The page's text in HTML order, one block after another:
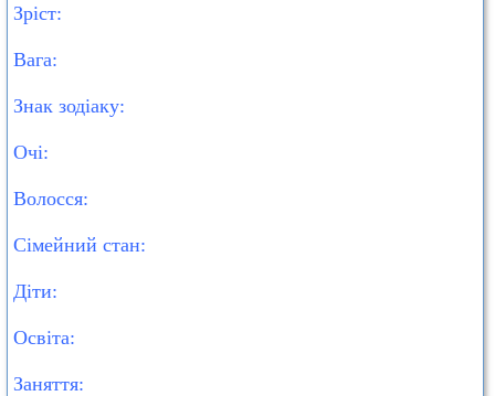
Зріст:
Вага:
Знак зодіаку:
Очі:
Волосся:
Сімейний стан:
Діти:
Освіта:
Заняття: